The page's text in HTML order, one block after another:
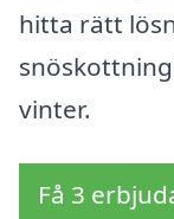
hitta rätt
vinter.
Få 3